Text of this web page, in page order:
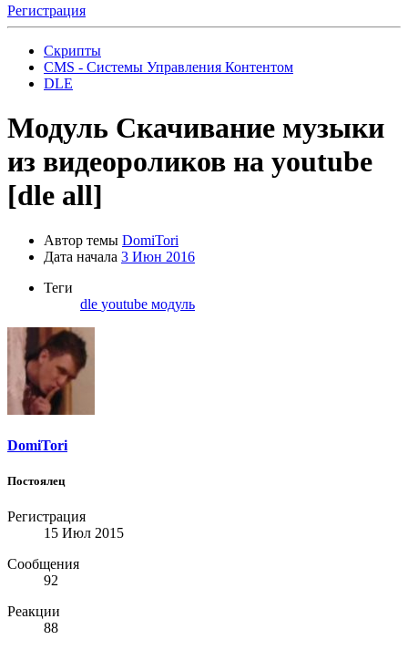
Регистрация
Скрипты
CMS - Системы Управления Контентом
DLE
Модуль Скачивание музыки
из видеороликов на youtube
[dle all]
Автор темы DomiTori
Дата начала 3 Июн 2016
Теги
dle youtube модуль
DomiTori
Постоялец
Регистрация
15 Июл 2015
Сообщения
92
Реакции
88